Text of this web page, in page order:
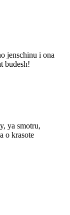
jenschinu i ona
budesh!
ya smotru,
o krasote